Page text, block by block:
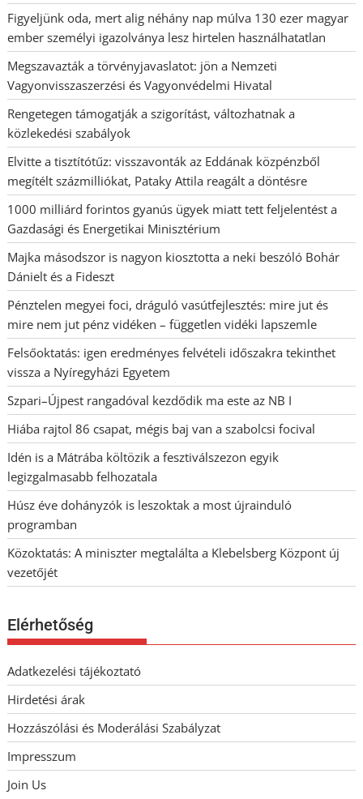
Figyeljünk oda, mert alig néhány nap múlva 130 ezer magyar
ember személyi igazolványa lesz hirtelen használhatatlan
Megszavazták a törvényjavaslatot: jön a Nemzeti
Vagyonvisszaszerzési és Vagyonvédelmi Hivatal
Rengetegen támogatják a szigorítást, változhatnak a
közlekedési szabályok
Elvitte a tisztítótűz: visszavonták az Eddának közpénzből
megítélt százmilliókat, Pataky Attila reagált a döntésre
1000 milliárd forintos gyanús ügyek miatt tett feljelentést a
Gazdasági és Energetikai Minisztérium
Majka másodszor is nagyon kiosztotta a neki beszóló Bohár
Dánielt és a Fideszt
Pénztelen megyei foci, dráguló vasútfejlesztés: mire jut és
mire nem jut pénz vidéken – független vidéki lapszemle
Felsőoktatás: igen eredményes felvételi időszakra tekinthet
vissza a Nyíregyházi Egyetem
Szpari–Újpest rangadóval kezdődik ma este az NB I
Hiába rajtol 86 csapat, mégis baj van a szabolcsi focival
Idén is a Mátrába költözik a fesztiválszezon egyik
legizgalmasabb felhozatala
Húsz éve dohányzók is leszoktak a most újrainduló
programban
Közoktatás: A miniszter megtalálta a Klebelsberg Központ új
vezetőjét
Elérhetőség
Adatkezelési tájékoztató
Hirdetési árak
Hozzászólási és Moderálási Szabályzat
Impresszum
Join Us